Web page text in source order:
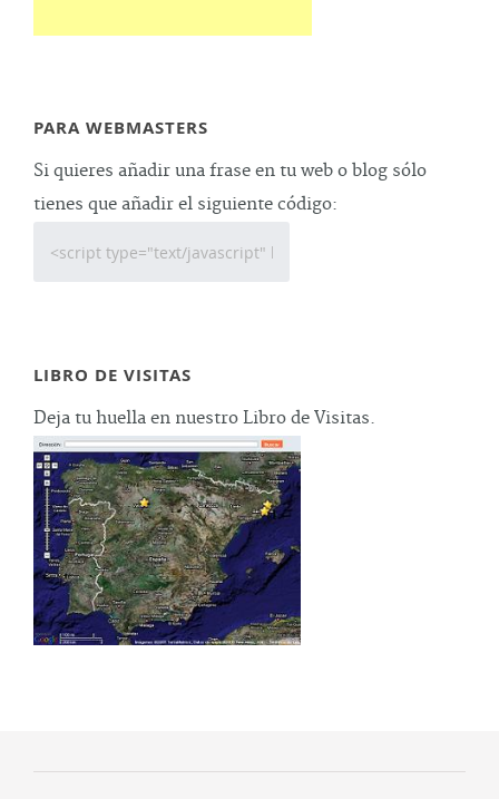
PARA WEBMASTERS
Si quieres añadir una frase en tu web o blog sólo
tienes que añadir el siguiente código:
LIBRO DE VISITAS
Deja tu huella en nuestro Libro de Visitas.